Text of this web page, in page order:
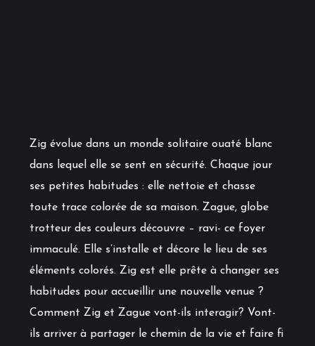
Zig évolue dans un monde solitaire ouaté blanc
dans lequel elle se sent en sécurité. Chaque jour
ses petites habitudes : elle nettoie et chasse
toute trace colorée de sa maison. Zague, globe
trotteur des couleurs découvre – ravi- ce foyer
immaculé. Elle s’installe et décore le lieu de ses
éléments colorés. Zig est elle prête à changer ses
habitudes pour accueillir une nouvelle venue ?
Comment Zig et Zague vont-ils interagir? Vont-
ils arriver à partager le chemin de la vie et faire fi